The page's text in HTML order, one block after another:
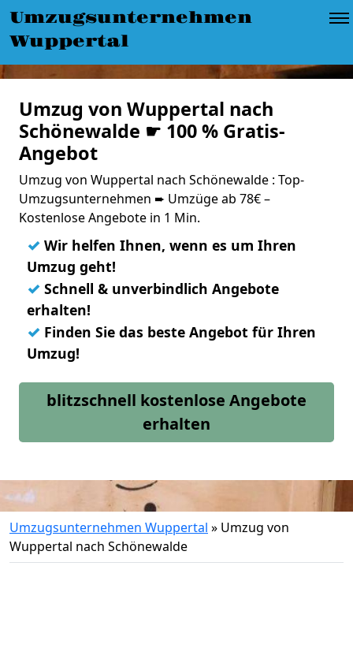
Umzugsunternehmen
Wuppertal
Umzug von Wuppertal nach
Schönewalde ☛ 100 % Gratis-
Angebot
Umzug von Wuppertal nach Schönewalde : Top-
Umzugsunternehmen ➨ Umzüge ab 78€ –
Kostenlose Angebote in 1 Min.
✓ Wir helfen Ihnen, wenn es um Ihren
Umzug geht!
✓ Schnell & unverbindlich Angebote
erhalten!
✓ Finden Sie das beste Angebot für Ihren
Umzug!
blitzschnell kostenlose Angebote
erhalten
Umzugsunternehmen Wuppertal » Umzug von
Wuppertal nach Schönewalde